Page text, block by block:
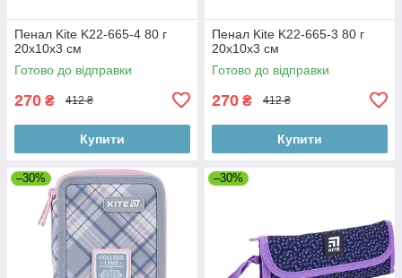
Пенал Kite K22-665-4 80 г
20x10x3 см
Готово до відправки
270 ₴ 412 ₴
Купити
Пенал Kite K22-665-3 80 г
20x10x3 см
Готово до відправки
270 ₴ 412 ₴
Купити
–30% –30%